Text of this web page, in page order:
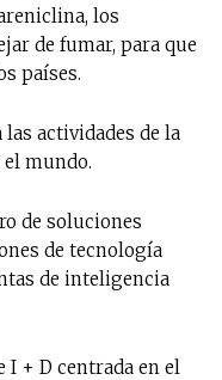
los
de fumar, para que
países.
actividades de la
el mundo.
de soluciones
de tecnología
de inteligencia
+ D centrada en el